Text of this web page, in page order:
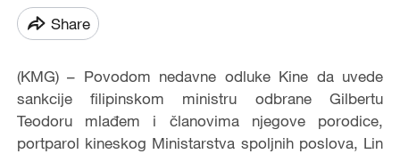
Share
(KMG) – Povodom nedavne odluke Kine da uvede
sankcije filipinskom ministru odbrane Gilbertu
Teodoru mlađem i članovima njegove porodice,
portparol kineskog Ministarstva spoljnih poslova, Lin